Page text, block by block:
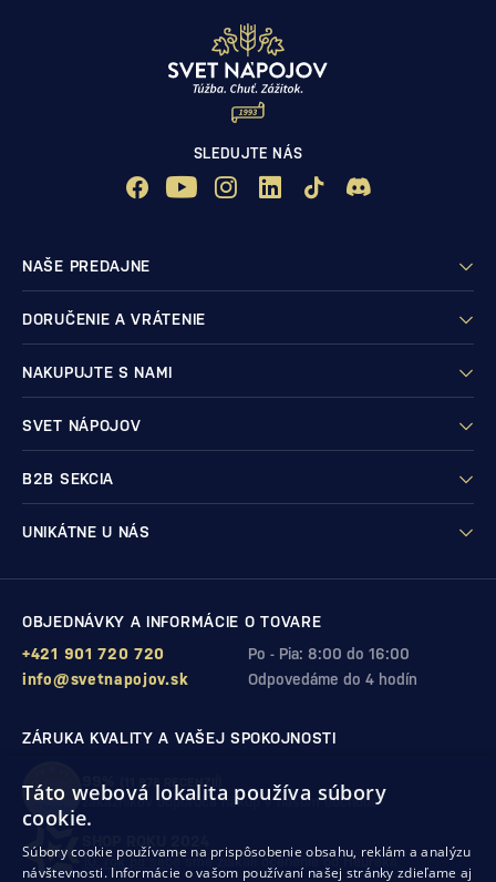
SLEDUJTE NÁS
NAŠE PREDAJNE
DORUČENIE A VRÁTENIE
NAKUPUJTE S NAMI
SVET NÁPOJOV
B2B SEKCIA
UNIKÁTNE U NÁS
OBJEDNÁVKY A INFORMÁCIE O TOVARE
Po - Pia: 8:00 do 16:00
+421 901 720 720
Odpovedáme do 4 hodín
info@svetnapojov.sk
ZÁRUKA KVALITY A VAŠEJ SPOKOJNOSTI
99% (11 978 RECENZIÍ)
zákazníkov odporúča nákup v našom obchode
10. rok po sebesme získali ocenenie od Heureka
Táto webová lokalita používa súbory
cookie.
Súbory cookie používame na prispôsobenie obsahu, reklám a analýzu
návštevnosti. Informácie o vašom používaní našej stránky zdieľame aj